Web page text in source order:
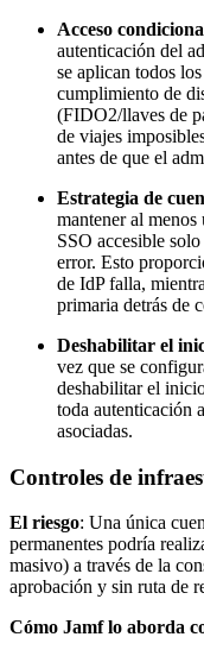
Acceso
autenticación del
se aplican todos
cumplimiento de
(FIDO2/llaves de
de viajes
antes de que el
Estrategia de
mantener al
SSO accesible
error. Esto
de IdP falla,
primaria detrás de
Deshabilitar el
vez que se
deshabilitar el
toda autenticación
asociadas.
Controles de
El riesgo: Una única
permanentes podría
masivo) a través de la
aprobación y sin ruta de
Cómo Jamf lo aborda